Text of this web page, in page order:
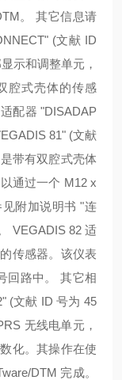
。 其它信息请
(文献 ID
示和调整单元，
腔式壳体的传感
配器 "DISADAP
81" (文献
带有双腔式壳体
通过一个 M12 x
附加说明书 "连
VEGADIS 82 适
传感器。该仪表
回路中。 其它相
(文献 ID 号为 45
无线电单元，
化。其操作在使
DTM 完成。